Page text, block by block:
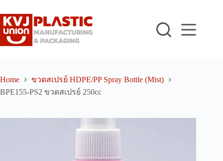
to
content
Home
ขวดสเปรย์ HDPE/PP Spray Bottle (Mist)
BPE155-PS2 ขวดสเปรย์ 250cc